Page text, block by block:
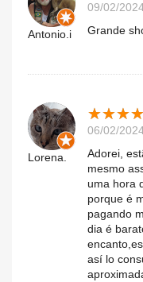
Antonio.i
09/02/
Grande
Lorena.
★★★★
★★★★
06/02/
Adorei,
mesmo
uma hora
porque é
pagando
dia é
así lo